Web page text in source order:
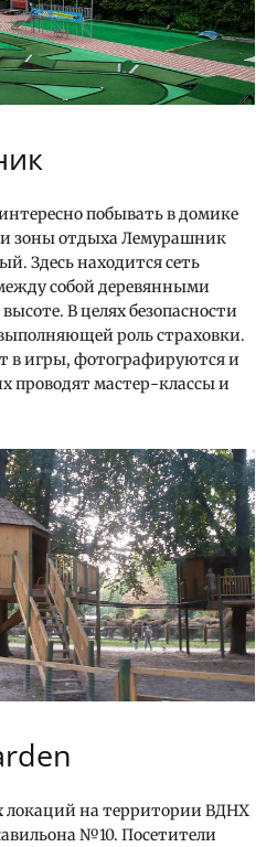
побывать в домике
зоны отдыха Лемурашник
Здесь находится сеть
собой деревянными
В целях безопасности
роль страховки.
в игры, фотографируются и
проводят мастер-классы и
локаций на территории ВДНХ
№10. Посетители